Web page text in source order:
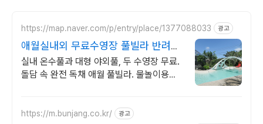
https://map.naver.com/p/entry/place/1377088033 광고
애월실내외 무료수영장 풀빌라 반려견
동반 이국적 감성숙소
실내 온수풀과 대형 야외풀, 두 수영장 무료.
돌담 속 완전 독채 애월 풀빌라. 물놀이용품
https://m.bunjang.co.kr/ 광고